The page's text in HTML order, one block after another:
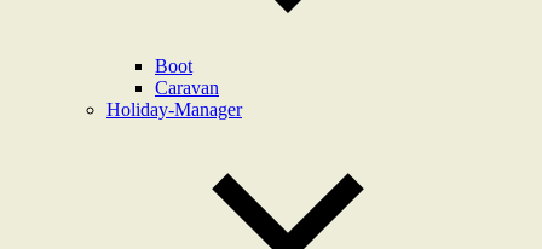
Boot
Caravan
Holiday-Manager